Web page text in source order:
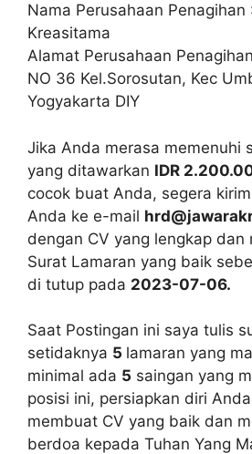
Nama Perusahaan Penagihan
Kreasitama
Alamat Perusahaan
NO 36 Kel.Sorosutan, Kec
Yogyakarta DIY
Jika Anda merasa memenuhi
yang ditawarkan IDR
cocok buat Anda, segera
Anda ke e-mail
dengan CV yang lengkap dan
Surat Lamaran yang baik
di tutup pada 2023-07-06.
Saat Postingan ini saya tulis
setidaknya 5 lamaran yang
minimal ada 5 saingan yang
posisi ini, persiapkan diri
membuat CV yang baik dan
berdoa kepada Tuhan Yang